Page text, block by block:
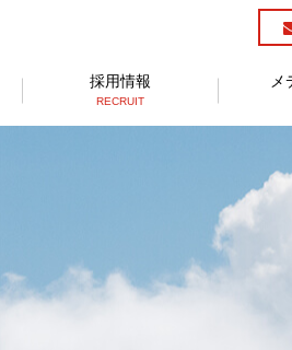
採用情報
RECRUIT
メ